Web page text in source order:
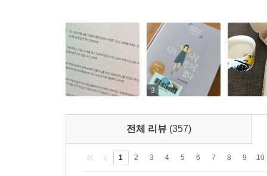
불친절한 세상에서 ‘나’로 살아남기 위해
눈치 보지 않고 나다울 수 있는 ‘당신’을 위해
평범하지만 아름다운 ‘우리’ 보통의 존재들을 위하
내가 아닌 모습으로 사랑받느니
모두 괜찮은 척 하고 있는 건 아닐까. 사실은 괜
실력, 애매한 어른으로 자란 우리는 모두 어른을
3
전체 리뷰 (357)
1 2 3 4 5 6 7 8 9 10